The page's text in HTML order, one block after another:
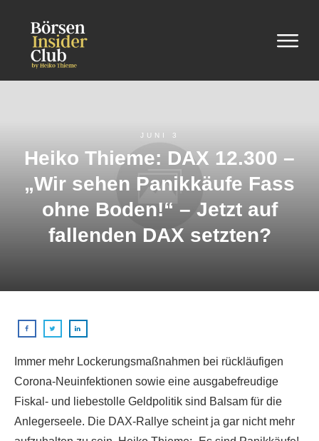
JUNI 3
Heiko Thieme: DAX 12.300 –
„Wir sehen Panikkäufe Fass
ohne Boden!“ – Jetzt auf
fallenden DAX setzten?
Immer mehr Lockerungsmaßnahmen bei rückläufigen
Corona-Neuinfektionen sowie eine ausgabefreudige
Fiskal- und liebestolle Geldpolitik sind Balsam für die
Anlegerseele. Die DAX-Rallye scheint ja gar nicht mehr